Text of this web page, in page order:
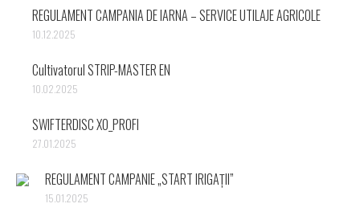
REGULAMENT CAMPANIA DE IARNA – SERVICE UTILAJE AGRICOLE
10.12.2025
Cultivatorul STRIP-MASTER EN
10.02.2025
SWIFTERDISC XO_PROFI
27.01.2025
REGULAMENT CAMPANIE „START IRIGAȚII”
15.01.2025